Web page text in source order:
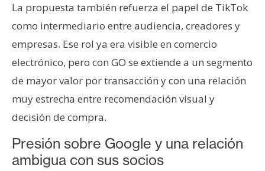
La propuesta también refuerza el papel de TikTok
como intermediario entre audiencia, creadores y
empresas. Ese rol ya era visible en comercio
electrónico, pero con GO se extiende a un segmento
de mayor valor por transacción y con una relación
muy estrecha entre recomendación visual y
decisión de compra.
Presión sobre Google y una relación
ambigua con sus socios